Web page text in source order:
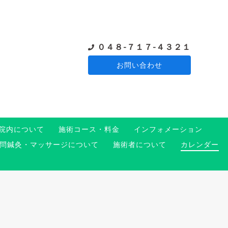
０４８-７１７-４３２１
お問い合わせ
内について 施術コース・料金
インフォメーション
問鍼灸・マッサージについて 施術者について
カレンダー